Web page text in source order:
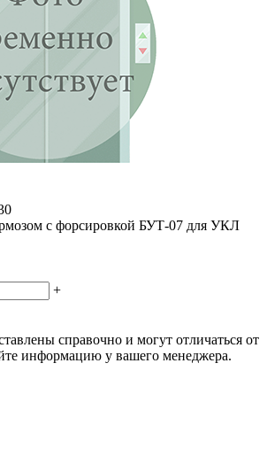
с форсировкой БУТ-07 для УКЛ
+
справочно и могут отличаться от
информацию у вашего менеджера.